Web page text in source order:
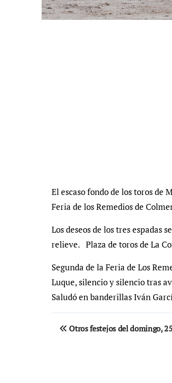
El escaso fondo de los toros de
Feria de los Remedios de
Los deseos de los tres espadas
relieve. Plaza de toros de La
Segunda de la Feria de Los
Luque, silencio y silencio tras
Saludó en banderillas Iván
Navegación
Otros festejos del domingo,